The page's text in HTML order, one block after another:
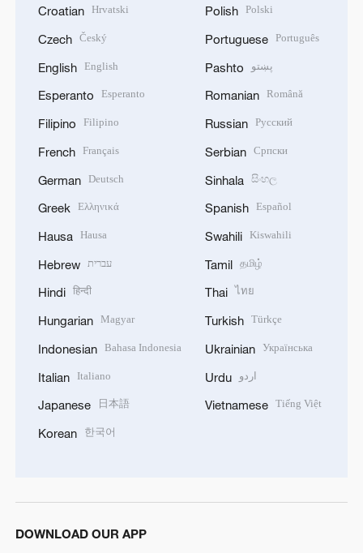
Croatian Hrvatski
Czech Český
English English
Esperanto Esperanto
Filipino Filipino
French Français
German Deutsch
Greek Ελληνικά
Hausa Hausa
Hebrew עברית
Hindi हिन्दी
Hungarian Magyar
Indonesian Bahasa Indonesia
Italian Italiano
Japanese 日本語
Korean 한국어
Polish Polski
Portuguese Português
Pashto پښتو
Romanian Română
Russian Русский
Serbian Српски
Sinhala සිංහල
Spanish Español
Swahili Kiswahili
Tamil தமிழ்
Thai ไทย
Turkish Türkçe
Ukrainian Українська
Urdu اردو
Vietnamese Tiếng Việt
DOWNLOAD OUR APP